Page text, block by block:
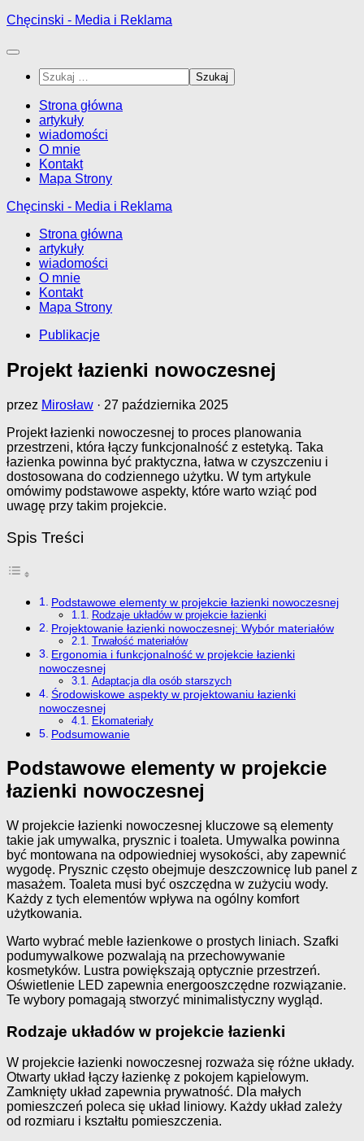
Przejdź
treści
Chęcinski - Media i Reklama
Szukaj:
Strona główna
artykuły
wiadomości
O mnie
Kontakt
Mapa Strony
Chęcinski - Media i Reklama
Strona główna
artykuły
wiadomości
O mnie
Kontakt
Mapa Strony
Publikacje
Projekt łazienki nowoczesnej
przez Mirosław · 27 października 2025
Projekt łazienki nowoczesnej to proces planowania
przestrzeni, która łączy funkcjonalność z estetyką. Taka
łazienka powinna być praktyczna, łatwa w czyszczeniu i
dostosowana do codziennego użytku. W tym artykule
omówimy podstawowe aspekty, które warto wziąć pod
uwagę przy takim projekcie.
Spis Treści
Podstawowe elementy w projekcie łazienki nowoczesnej
Rodzaje układów w projekcie łazienki
Projektowanie łazienki nowoczesnej: Wybór materiałów
Trwałość materiałów
Ergonomia i funkcjonalność w projekcie łazienki
nowoczesnej
Adaptacja dla osób starszych
Środowiskowe aspekty w projektowaniu łazienki
nowoczesnej
Ekomateriały
Podsumowanie
Podstawowe elementy w projekcie
łazienki nowoczesnej
W projekcie łazienki nowoczesnej kluczowe są elementy
takie jak umywalka, prysznic i toaleta. Umywalka powinna
być montowana na odpowiedniej wysokości, aby zapewnić
wygodę. Prysznic często obejmuje deszczownicę lub panel z
masażem. Toaleta musi być oszczędna w zużyciu wody.
Każdy z tych elementów wpływa na ogólny komfort
użytkowania.
Warto wybrać meble łazienkowe o prostych liniach. Szafki
podumywalkowe pozwalają na przechowywanie
kosmetyków. Lustra powiększają optycznie przestrzeń.
Oświetlenie LED zapewnia energooszczędne rozwiązanie.
Te wybory pomagają stworzyć minimalistyczny wygląd.
Rodzaje układów w projekcie łazienki
W projekcie łazienki nowoczesnej rozważa się różne układy.
Otwarty układ łączy łazienkę z pokojem kąpielowym.
Zamknięty układ zapewnia prywatność. Dla małych
pomieszczeń poleca się układ liniowy. Każdy układ zależy
od rozmiaru i kształtu pomieszczenia.